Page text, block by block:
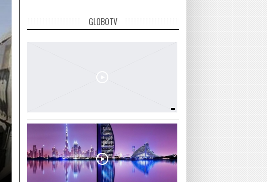
GLOBOTV